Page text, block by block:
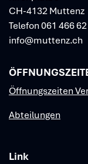
CH-4132 Muttenz
Telefon061 466
info@muttenz.ch
Öffnungszeiten
Abteilungen
Link